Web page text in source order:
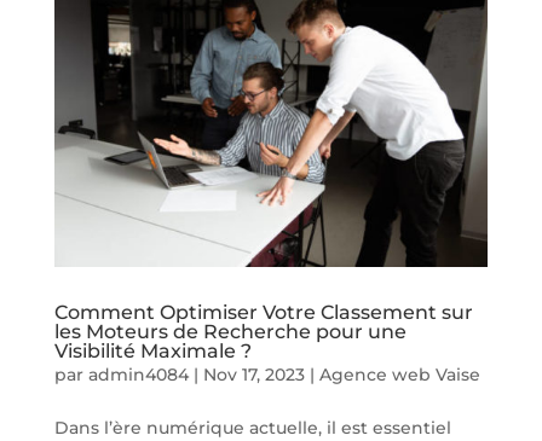
Comment Optimiser Votre Classement sur
les Moteurs de Recherche pour une
Visibilité Maximale ?
par admin4084| Nov 17, 2023| Agence web Vaise
Dans l’ère numérique actuelle, il est essentiel